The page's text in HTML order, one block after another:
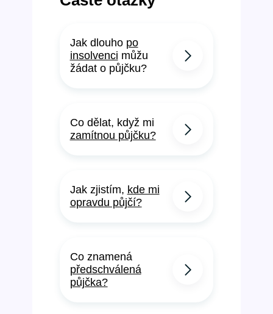
Jak dlouho po
insolvenci můžu
žádat o půjčku?
Co dělat, když mi
zamítnou půjčku?
Jak zjistím, kde mi
opravdu půjčí?
Co znamená
předschválená
půjčka?